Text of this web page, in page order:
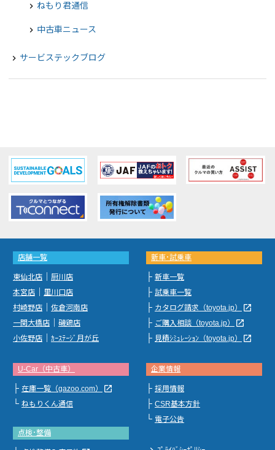
chevron_right ねもり君通信
chevron_right 中古車ニュース
navigate_next サービステックブログ
店舗一覧
東仙北店
厨川店
本宮店
里川口店
村崎野店
佐倉河南店
一関大橋店
磯鶏店
小佐野店
ｶｰｽﾃｰｼﾞ月が丘
新車･試乗車
├ 新車一覧
├ 試乗車一覧
├ カタログ請求（toyota.jp）
launch
├ ご購入相談（toyota.jp）
launch
├ 見積ｼﾐｭﾚｰｼｮﾝ（toyota.jp） launch
U-Car（中古車）
├ 在庫一覧（gazoo.com）
launch
└ ねもりくん通信
点検･整備
企業情報
├ 採用情報
├ CSR基本方針
└ 電子公告